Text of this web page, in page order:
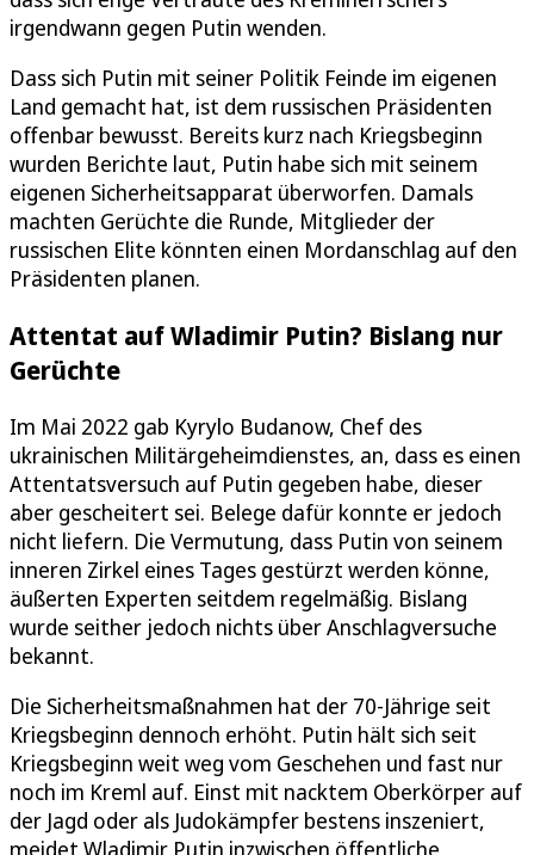
irgendwann gegen Putin wenden.
Dass sich Putin mit seiner Politik Feinde im eigenen
Land gemacht hat, ist dem russischen Präsidenten
offenbar bewusst. Bereits kurz nach Kriegsbeginn
wurden Berichte laut, Putin habe sich mit seinem
eigenen Sicherheitsapparat überworfen. Damals
machten Gerüchte die Runde, Mitglieder der
russischen Elite könnten einen Mordanschlag auf den
Präsidenten planen.
Attentat auf Wladimir Putin? Bislang nur
Gerüchte
Im Mai 2022 gab Kyrylo Budanow, Chef des
ukrainischen Militärgeheimdienstes, an, dass es einen
Attentatsversuch auf Putin gegeben habe, dieser
aber gescheitert sei. Belege dafür konnte er jedoch
nicht liefern. Die Vermutung, dass Putin von seinem
inneren Zirkel eines Tages gestürzt werden könne,
äußerten Experten seitdem regelmäßig. Bislang
wurde seither jedoch nichts über Anschlagversuche
bekannt.
Die Sicherheitsmaßnahmen hat der 70-Jährige seit
Kriegsbeginn dennoch erhöht. Putin hält sich seit
Kriegsbeginn weit weg vom Geschehen und fast nur
noch im Kreml auf. Einst mit nacktem Oberkörper auf
der Jagd oder als Judokämpfer bestens inszeniert,
meidet Wladimir Putin inzwischen öffentliche